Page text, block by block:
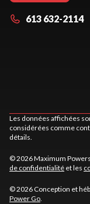
613 632-2114
Les données affichées
considérées comme
détails.
© 2026 Maximum
de confidentialité et les
© 2026 Conception et
Power Go.